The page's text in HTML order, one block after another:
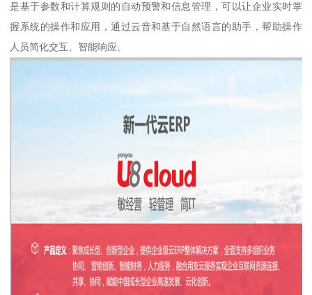
是基于参数和计算规则的自动预警和信息管理，可以让企业实时掌
握系统的操作和应用，通过云音和基于自然语言的助手，帮助操作
人员简化交互、智能响应。